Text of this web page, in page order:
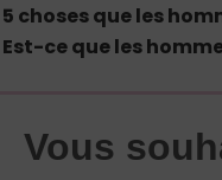
5 choses que les
Est-ce que les
Vous